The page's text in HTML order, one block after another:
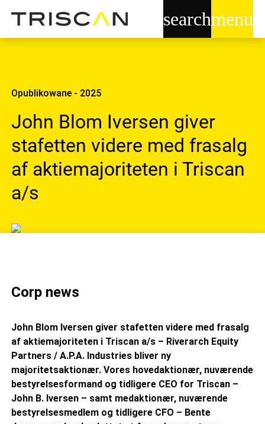
searchmenu
Opublikowane - 2025
John Blom Iversen giver
stafetten videre med frasalg
af aktiemajoriteten i Triscan
a/s
Corp news
John Blom Iversen giver stafetten videre med frasalg
af aktiemajoriteten i Triscan a/s – Riverarch Equity
Partners / A.P.A. Industries bliver ny
majoritetsaktionær. Vores hovedaktionær, nuværende
bestyrelsesformand og tidligere CEO for Triscan –
John B. Iversen – samt medaktionær, nuværende
bestyrelsesmedlem og tidligere CFO – Bente